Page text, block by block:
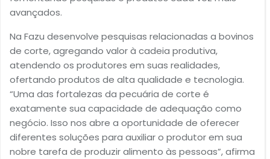
avançados.
Na Fazu desenvolve pesquisas relacionadas a bovinos
de corte, agregando valor à cadeia produtiva,
atendendo os produtores em suas realidades,
ofertando produtos de alta qualidade e tecnologia.
“Uma das fortalezas da pecuária de corte é
exatamente sua capacidade de adequação como
negócio. Isso nos abre a oportunidade de oferecer
diferentes soluções para auxiliar o produtor em sua
nobre tarefa de produzir alimento às pessoas”, afirma